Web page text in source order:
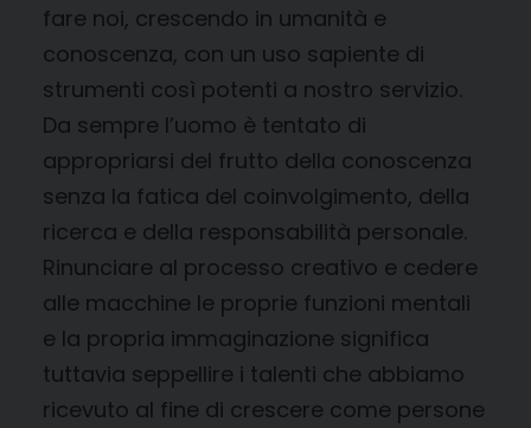
fare noi, crescendo in umanità e
conoscenza, con un uso sapiente di
strumenti così potenti a nostro servizio.
Da sempre l’uomo è tentato di
appropriarsi del frutto della conoscenza
senza la fatica del coinvolgimento, della
ricerca e della responsabilità personale.
Rinunciare al processo creativo e cedere
alle macchine le proprie funzioni mentali
e la propria immaginazione significa
tuttavia seppellire i talenti che abbiamo
ricevuto al fine di crescere come persone